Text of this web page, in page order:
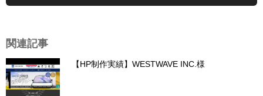
関連記事
【HP制作実績】WESTWAVE INC.様